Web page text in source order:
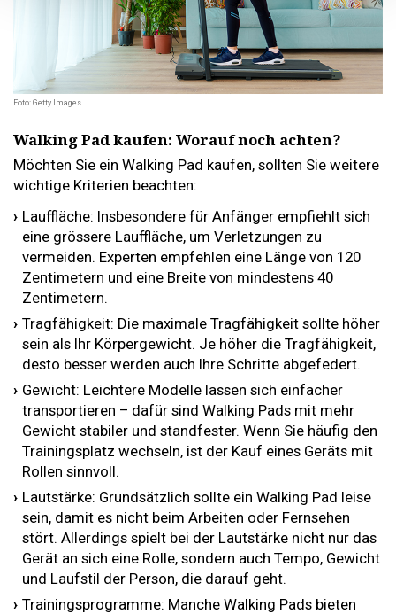
Foto: Getty Images
Walking Pad kaufen: Worauf noch achten?
Möchten Sie ein Walking Pad kaufen, sollten Sie weitere
wichtige Kriterien beachten:
Lauffläche: Insbesondere für Anfänger empfiehlt sich
eine grössere Lauffläche, um Verletzungen zu
vermeiden. Experten empfehlen eine Länge von 120
Zentimetern und eine Breite von mindestens 40
Zentimetern.
Tragfähigkeit: Die maximale Tragfähigkeit sollte höher
sein als Ihr Körpergewicht. Je höher die Tragfähigkeit,
desto besser werden auch Ihre Schritte abgefedert.
Gewicht: Leichtere Modelle lassen sich einfacher
transportieren – dafür sind Walking Pads mit mehr
Gewicht stabiler und standfester. Wenn Sie häufig den
Trainingsplatz wechseln, ist der Kauf eines Geräts mit
Rollen sinnvoll.
Lautstärke: Grundsätzlich sollte ein Walking Pad leise
sein, damit es nicht beim Arbeiten oder Fernsehen
stört. Allerdings spielt bei der Lautstärke nicht nur das
Gerät an sich eine Rolle, sondern auch Tempo, Gewicht
und Laufstil der Person, die darauf geht.
Trainingsprogramme: Manche Walking Pads bieten